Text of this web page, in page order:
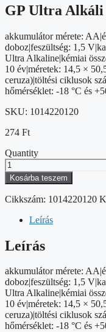
GP Ultra Alkáli
akkumulátor mérete:
doboz|feszültség: 1,5
Ultra Alkaline|kémiai
10 év|méretek: 14,5 ×
ceruza)|töltési ciklusok
hőmérséklet: -18 °C és
SKU: 1014220120
274 Ft
Quantity
GP
Ultra
Alkáli
elem
12db
Kosárba teszem
Cikkszám: 1014220120
Leírás
Leírás
akkumulátor mérete:
doboz|feszültség: 1,5
Ultra Alkaline|kémiai
10 év|méretek: 14,5 ×
ceruza)|töltési ciklusok
hőmérséklet: -18 °C és